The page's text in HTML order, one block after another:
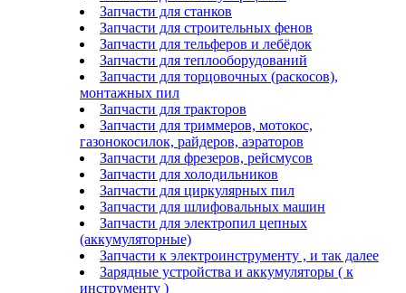
Запчасти для станков
Запчасти для строительных фенов
Запчасти для тельферов и лебёдок
Запчасти для теплооборудований
Запчасти для торцовочных (раскосов),
монтажных пил
Запчасти для тракторов
Запчасти для триммеров, мотокос,
газонокосилок, райдеров, аэраторов
Запчасти для фрезеров, рейсмусов
Запчасти для холодильников
Запчасти для циркулярных пил
Запчасти для шлифовальных машин
Запчасти для электропил цепных
(аккумуляторные)
Запчасти к электроинструменту , и так далее
Зарядные устройства и аккумуляторы ( к
инструменту )